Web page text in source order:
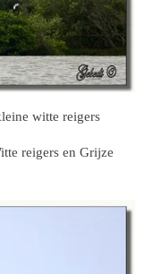
witte reigers
reigers en Grijze